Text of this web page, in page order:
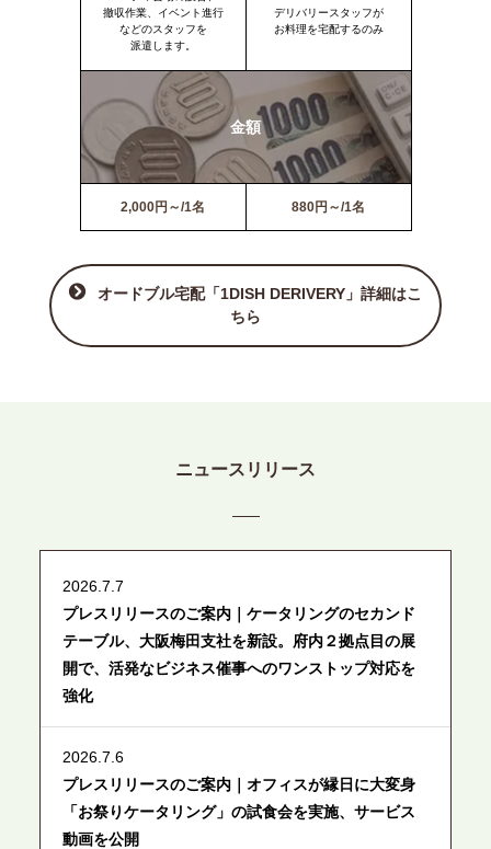
撤収作業、イベント進行
などのスタッフを
派遣します。
デリバリースタッフが
お料理を宅配するのみ
金額
2,000円～/1名 880円～/1名
オードブル宅配「1DISH DERIVERY」詳細はこ
ちら
ニュースリリース
2026.7.7
プレスリリースのご案内｜ケータリングのセカンド
テーブル、大阪梅田支社を新設。府内２拠点目の展
開で、活発なビジネス催事へのワンストップ対応を
強化
2026.7.6
プレスリリースのご案内｜オフィスが縁日に大変身
「お祭りケータリング」の試食会を実施、サービス
動画を公開